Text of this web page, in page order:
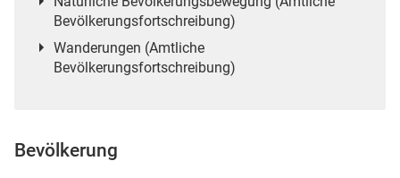
Bevölkerungsfortschreibung)
Wanderungen (Amtliche
Bevölkerungsfortschreibung)
Bevölkerung